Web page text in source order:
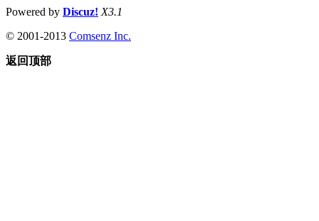
Powered by Discuz! X3.1
© 2001-2013 Comsenz Inc.
返回顶部